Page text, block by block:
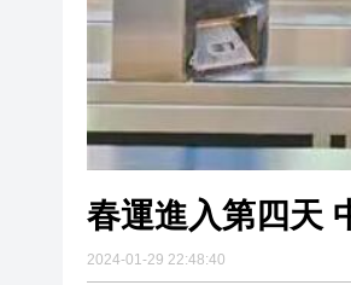
春運進入第四天
2024-01-29 22:48:40